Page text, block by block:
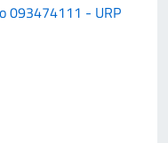
093474111 - URP